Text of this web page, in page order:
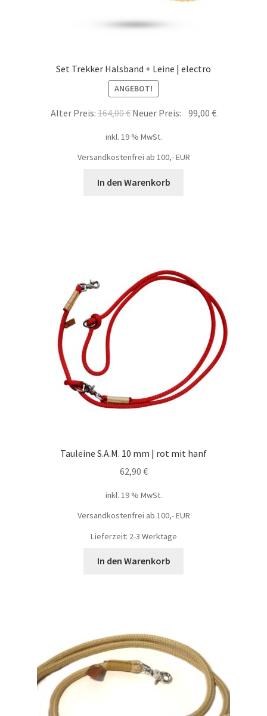
Set Trekker Halsband + Leine | electro
ANGEBOT!
Alter Preis:164,00€ Neuer Preis: 99,00€
inkl. 19 % MwSt.
Versandkostenfrei ab 100,- EUR
In den Warenkorb
Tauleine S.A.M. 10 mm | rot mit hanf
62,90 €
inkl. 19 % MwSt.
Versandkostenfrei ab 100,- EUR
Lieferzeit: 2-3 Werktage
In den Warenkorb